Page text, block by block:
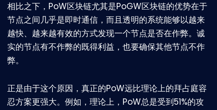
相比之下，PoW区块链尤其是PoGW区块链的优势在于
节点之间几乎是即时通信，而且透明的系统能够以越来
越快、越来越有效的方式发现一个节点是否在作弊。诚
实的节点有不作弊的既得利益，也要确保其他节点不作
弊。
正是由于这个原因，真正的PoW远比理论上的拜占庭容
忍方案更强大。例如，理论上，PoW总是受到51%的攻